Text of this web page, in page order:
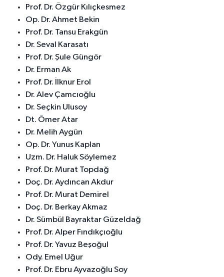
Prof. Dr. Özgür Kılıçkesmez
Op. Dr. Ahmet Bekin
Prof. Dr. Tansu Erakgün
Dr. Seval Karasatı
Prof. Dr. Şule Güngör
Dr. Erman Ak
Prof. Dr. İlknur Erol
Dr. Alev Çamcıoğlu
Dr. Seçkin Ulusoy
Dt. Ömer Atar
Dr. Melih Aygün
Op. Dr. Yunus Kaplan
Uzm. Dr. Haluk Söylemez
Prof. Dr. Murat Topdağ
Doç. Dr. Aydıncan Akdur
Prof. Dr. Murat Demirel
Doç. Dr. Berkay Akmaz
Dr. Sümbül Bayraktar Güzeldağ
Prof. Dr. Alper Fındıkçıoğlu
Prof. Dr. Yavuz Beşoğul
Ody. Emel Uğur
Prof. Dr. Ebru Ayvazoğlu Soy